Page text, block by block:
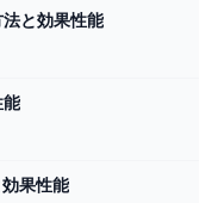
と効果性能
果性能